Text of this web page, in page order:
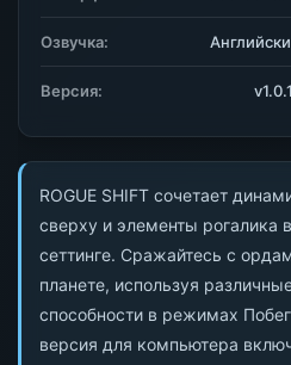
ROGUE SHIFT сочетает
сверху и элементы рогалика
сеттинге. Сражайтесь с
планете, используя
способности в режимах
версия для компьютера
Озвучка:
Версия: